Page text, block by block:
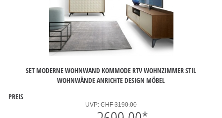
SET MODERNE WOHNWAND KOMMODE RTV WOHNZIMMER STIL
WOHNWÄNDE ANRICHTE DESIGN MÖBEL
PREIS
UVP: CHF 3190.00